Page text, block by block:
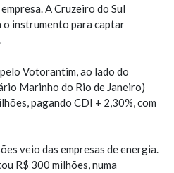
A Cruzeiro do Sul
o instrumento para captar
Votorantim, ao lado do
Marinho do Rio de Janeiro)
pagando CDI + 2,30%, com
veio das empresas de energia.
R$ 300 milhões, numa